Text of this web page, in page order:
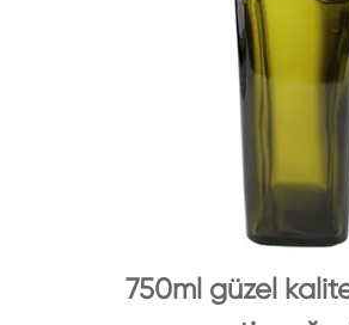
750ml güzel